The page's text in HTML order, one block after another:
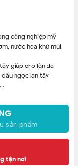
công nghiệp mỹ
nước hoa khử mùi
giúp cho làn da
ngọc lan tây
, ngăn chặn viêm, hỗ
thẳng và stress, tinh
khi đang tức giận
3ml dầu nền mass
sản phẩm
tận nơi